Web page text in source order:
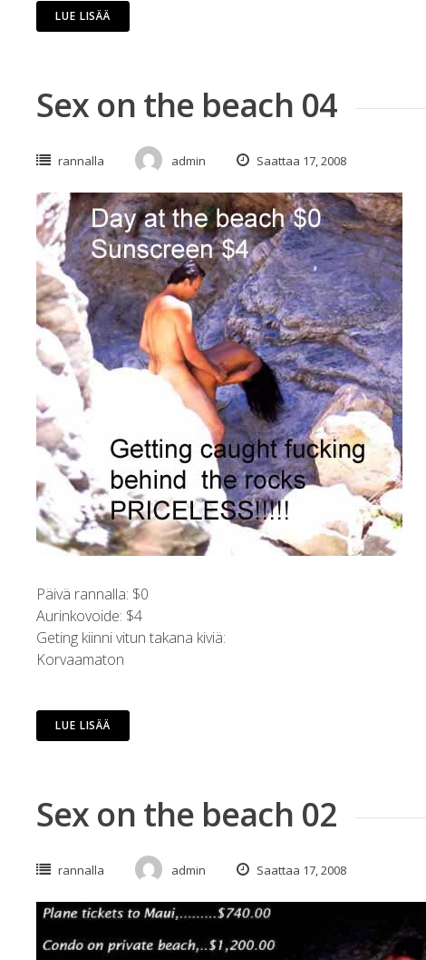
LUE LISÄÄ
Sex on the beach 04
rannalla admin Saattaa 17, 2008
Päivä rannalla: $0
Aurinkovoide: $4
Geting kiinni vitun takana kiviä:
Korvaamaton
LUE LISÄÄ
Sex on the beach 02
rannalla admin Saattaa 17, 2008